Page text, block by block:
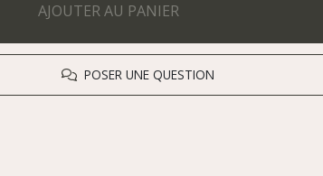
AJOUTER AU PANIER
POSER UNE QUESTION